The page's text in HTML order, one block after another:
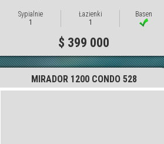
Sypialnie
1
Łazienki
1
Basen
$ 399 000
MIRADOR 1200 CONDO 528